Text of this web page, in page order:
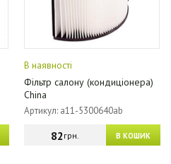
В наявності
Фільтр салону (кондиціонера)
China
Артикул: a11-5300640ab
В КОШИК
82грн.